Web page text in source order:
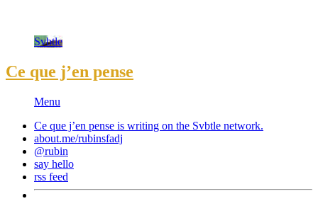
Svbtle
Ce que j’en pense
Menu
Ce que j’en pense is writing on the Svbtle network.
about.me/rubinsfadj
@rubin
say hello
rss feed